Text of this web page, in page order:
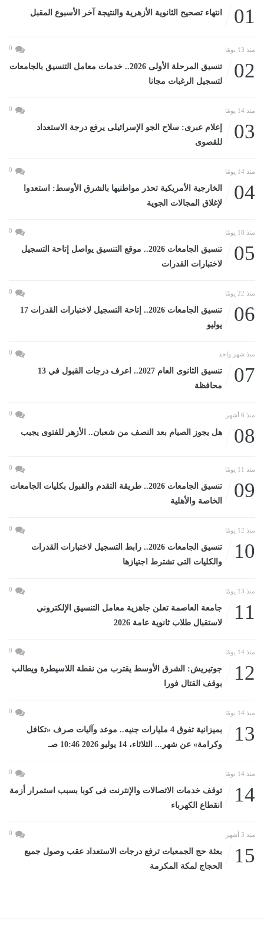
01 انتهاء تصحيح الثانوية الأزهرية والنتيجة آخر الأسبوع المقبل
منذ 13 يومًا 0
02
تنسيق المرحلة الأولى 2026.. خدمات معامل التنسيق بالجامعات
لتسجيل الرغبات مجانا
منذ 14 يومًا 0
03
إعلام عبرى: سلاح الجو الإسرائيلى يرفع درجة الاستعداد
للقصوى
منذ 14 يومًا 0
04
الخارجية الأمريكية تحذر مواطنيها بالشرق الأوسط: استعدوا
لإغلاق المجالات الجوية
منذ 18 يومًا 0
05
تنسيق الجامعات 2026.. موقع التنسيق يواصل إتاحة التسجيل
لاختبارات القدرات
منذ 22 يومًا 0
06
تنسيق الجامعات 2026.. إتاحة التسجيل لاختبارات القدرات 17
يوليو
منذ شهر واحد 0
07
تنسيق الثانوى العام 2027.. اعرف درجات القبول في 13
محافظة
منذ 6 أشهر 0
08 هل يجوز الصيام بعد النصف من شعبان.. الأزهر للفتوى يجيب
منذ 11 يومًا 0
09
تنسيق الجامعات 2026.. طريقة التقدم والقبول بكليات الجامعات
الخاصة والأهلية
منذ 12 يومًا 0
10
تنسيق الجامعات 2026.. رابط التسجيل لاختبارات القدرات
والكليات التى تشترط اجتيازها
منذ 13 يومًا 0
11
جامعة العاصمة تعلن جاهزية معامل التنسيق الإلكتروني
لاستقبال طلاب ثانوية عامة 2026
منذ 14 يومًا 0
12
جوتيريش: الشرق الأوسط يقترب من نقطة اللاسيطرة ويطالب
بوقف القتال فورا
منذ 14 يومًا 0
13
بميزانية تفوق 4 مليارات جنيه.. موعد وآليات صرف «تكافل
وكرامة» عن شهر... الثلاثاء، 14 يوليو 2026 10:46 صـ
منذ 14 يومًا 0
14
توقف خدمات الاتصالات والإنترنت فى كوبا بسبب استمرار أزمة
انقطاع الكهرباء
منذ 3 أشهر 0
15
بعثة حج الجمعيات ترفع درجات الاستعداد عقب وصول جميع
الحجاج لمكة المكرمة